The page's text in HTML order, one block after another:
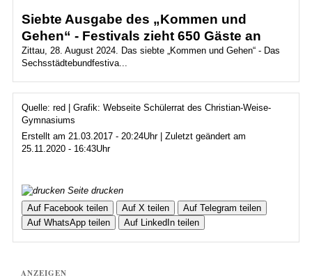
Siebte Ausgabe des „Kommen und
Gehen“ - Festivals zieht 650 Gäste an
Zittau, 28. August 2024. Das siebte „Kommen und Gehen“ - Das
Sechsstädtebundfestiva...
Quelle: red | Grafik: Webseite Schülerrat des Christian-Weise-
Gymnasiums
Erstellt am 21.03.2017 - 20:24Uhr | Zuletzt geändert am
25.11.2020 - 16:43Uhr
Seite drucken
Auf Facebook teilen
Auf X teilen
Auf Telegram teilen
Auf WhatsApp teilen
Auf LinkedIn teilen
ANZEIGEN